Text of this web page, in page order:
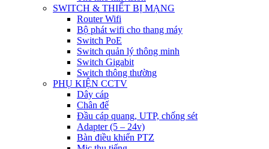
SWITCH & THIẾT BỊ MẠNG
Router Wifi
Bộ phát wifi cho thang máy
Switch PoE
Switch quản lý thông minh
Switch Gigabit
Switch thông thường
PHỤ KIỆN CCTV
Dây cáp
Chân đế
Đầu cáp quang, UTP, chống sét
Adapter (5 – 24v)
Bàn điều khiển PTZ